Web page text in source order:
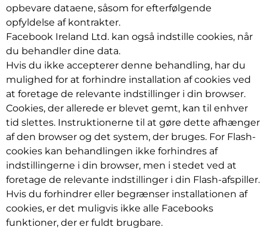
opbevare dataene, såsom for efterfølgende
opfyldelse af kontrakter.
Facebook Ireland Ltd. kan også indstille cookies, når
du behandler dine data.
Hvis du ikke accepterer denne behandling, har du
mulighed for at forhindre installation af cookies ved
at foretage de relevante indstillinger i din browser.
Cookies, der allerede er blevet gemt, kan til enhver
tid slettes. Instruktionerne til at gøre dette afhænger
af den browser og det system, der bruges. For Flash-
cookies kan behandlingen ikke forhindres af
indstillingerne i din browser, men i stedet ved at
foretage de relevante indstillinger i din Flash-afspiller.
Hvis du forhindrer eller begrænser installationen af
cookies, er det muligvis ikke alle Facebooks
funktioner, der er fuldt brugbare.